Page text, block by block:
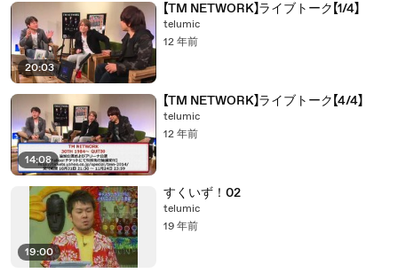
20:03
【TM NETWORK】ライブトーク【1/4】
telumic
12 年前
14:08
【TM NETWORK】ライブトーク【4/4】
telumic
12 年前
19:00
すくいず！02
telumic
19 年前